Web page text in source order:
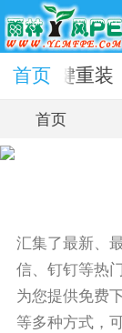
一键重装
首页
首页
汇集了最新、
信、钉钉等热
为您提供免费
等多种方式，